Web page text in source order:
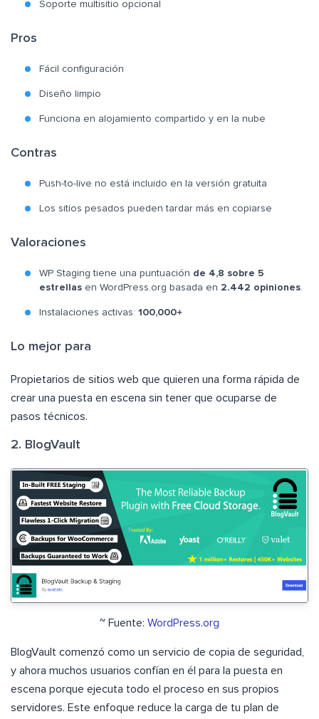
Soporte multisitio opcional
Pros
Fácil configuración
Diseño limpio
Funciona en alojamiento compartido y en la nube
Contras
Push-to-live no está incluido en la versión gratuita
Los sitios pesados pueden tardar más en copiarse
Valoraciones
WP Staging tiene una puntuación de 4,8 sobre 5
estrellas en WordPress.org basada en 2.442 opiniones
Instalaciones activas: 100,000+
Lo mejor para
Propietarios de sitios web que quieren una forma rápida de
crear una puesta en escena sin tener que ocuparse de
pasos técnicos.
2. BlogVault
~ Fuente: WordPress.org
BlogVault comenzó como un servicio de copia de seguridad,
y ahora muchos usuarios confían en él para la puesta en
escena porque ejecuta todo el proceso en sus propios
servidores. Este enfoque reduce la carga de tu plan de